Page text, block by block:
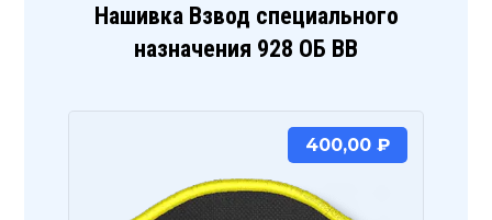
Нашивка Взвод специального
назначения 928 ОБ ВВ
400,00 ₽